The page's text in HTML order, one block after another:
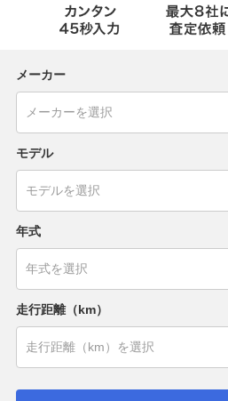
メーカー
モデル
年式
走行距離（km）